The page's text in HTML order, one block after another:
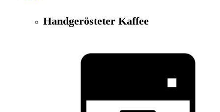
Handgerösteter Kaffee